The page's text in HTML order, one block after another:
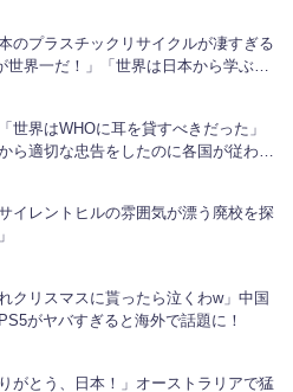
のプラスチックリサイクルが凄すぎる
界一だ！」「世界は日本から学ぶべ
世界はWHOに耳を貸すべきだった」
ら適切な忠告をしたのに各国が従わな
イレントヒルの雰囲気が漂う廃校を探
クリスマスに貰ったら泣くわw」中国
がヤバすぎると海外で話題に！
がとう、日本！」オーストラリアで猛